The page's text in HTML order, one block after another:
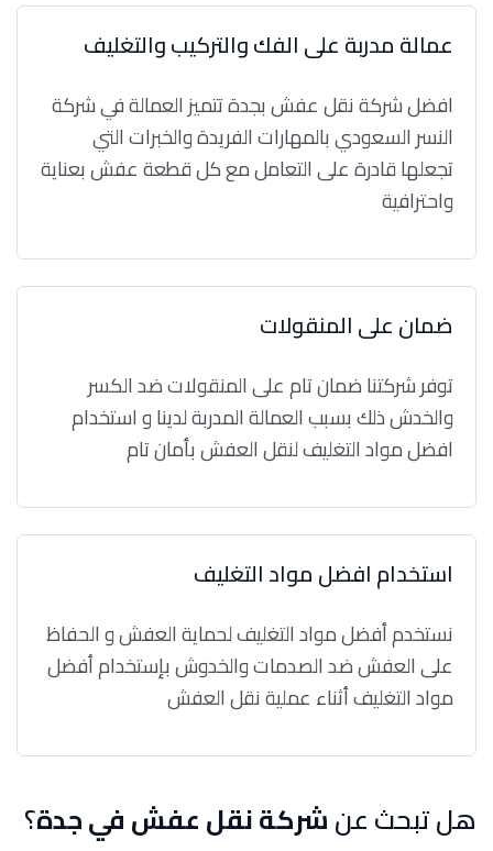
عمالة مدربة على الفك والتركيب والتغليف
افضل شركة نقل عفش بجدة تتميز العمالة في شركة
النسر السعودي بالمهارات الفريدة والخبرات التي
تجعلها قادرة على التعامل مع كل قطعة عفش بعناية
واحترافية
ضمان على المنقولات
توفر شركتنا ضمان تام على المنقولات ضد الكسر
والخدش ذلك بسبب العمالة المدربة لدينا و استخدام
افضل مواد التغليف لنقل العفش بأمان تام
استخدام افضل مواد التغليف
نستخدم أفضل مواد التغليف لحماية العفش و الحفاظ
على العفش ضد الصدمات والخدوش بإستخدام أفضل
مواد التغليف أثناء عملية نقل العفش
هل تبحث عنشركة نقل عفش في جدة؟